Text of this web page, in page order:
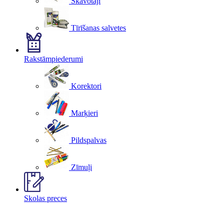
Tīrīšanas salvetes
Rakstāmpiederumi
Korektori
Marķieri
Pildspalvas
Zīmuļi
Skolas preces